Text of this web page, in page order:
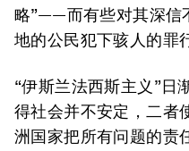
略”——而有些对其深信
地的公民犯下骇人的罪
“伊斯兰法西斯主义”日
得社会并不安定，二者
洲国家把所有问题的责